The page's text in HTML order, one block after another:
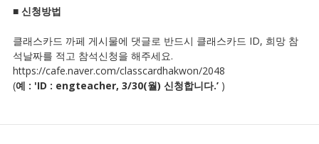
■ 신청방법
클래스카드 까페 게시물에 댓글로 반드시 클래스카드 ID, 희망 참
석날짜를 적고 참석신청을 해주세요.
https://cafe.naver.com/classcardhakwon/2048
(예 : 'ID : engteacher, 3/30(월) 신청합니다.’ )